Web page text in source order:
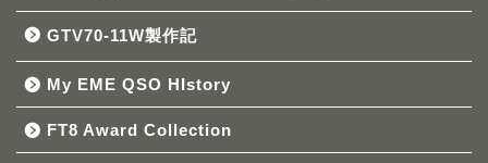
GTV70-11W製作記
My EME QSO HIstory
FT8 Award Collection